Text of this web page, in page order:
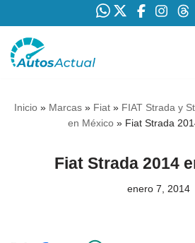
Saltar
Inicio » Marcas » Fiat » FIAT Strada y
en México » Fiat Strada
Fiat Strada 2014
enero 7, 2014